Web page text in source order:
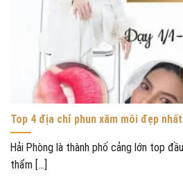
Top 4 địa chỉ phun xăm môi đẹp
Hải Phòng là thành phố cảng lớn top
thẩm [...]